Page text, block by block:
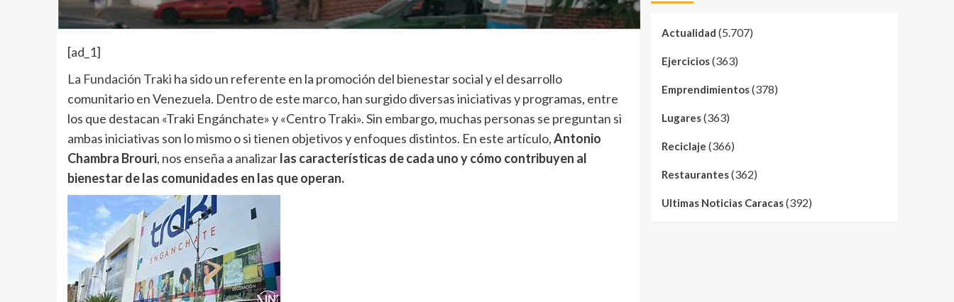
[ad_1]
La Fundación Traki ha sido un referente en la promoción del bienestar social y el desarrollo
comunitario en Venezuela. Dentro de este marco, han surgido diversas iniciativas y programas, entre
los que destacan «Traki Engánchate» y «Centro Traki». Sin embargo, muchas personas se preguntan si
ambas iniciativas son lo mismo o si tienen objetivos y enfoques distintos. En este artículo,Antonio
Chambra Brouri, nos enseña a analizarlas características de cada uno y cómo contribuyen al
bienestar de las comunidades en las que operan.
Actualidad (5.707)
Ejercicios(363)
Emprendimientos(378)
Lugares(363)
Reciclaje (366)
Restaurantes(362)
Ultimas Noticias Caracas(392)